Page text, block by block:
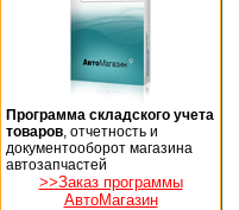
Программа складского учета
товаров , отчетность и
документооборот магазина
автозапчастей
>>Заказ программы
АвтоМагазин